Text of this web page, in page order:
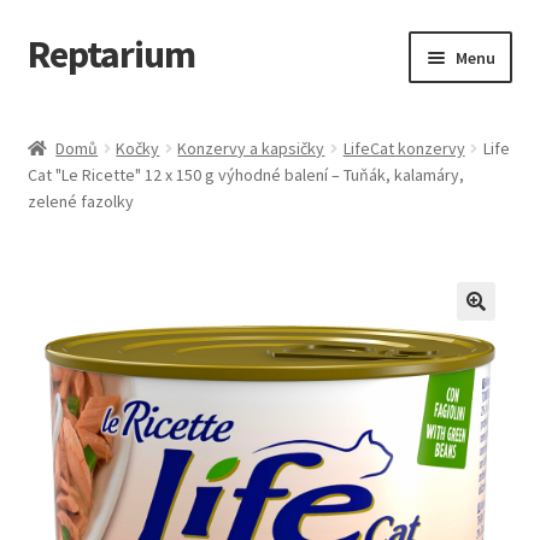
Přeskočit
na
Přejít
k
webu
Reptarium Menu
Košík
Obchod
Pokladna
Vše pro kočky
Domů Kočky Konzervy a kapsičky LifeCat konzervy
Life
Cat "Le Ricette" 12 x 150 g výhodné balení – Tuňák, kalamáry,
zelené fazolky